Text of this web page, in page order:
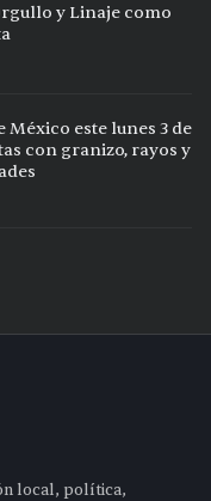
y Linaje como
este lunes 3 de
con granizo, rayos y
local, política,